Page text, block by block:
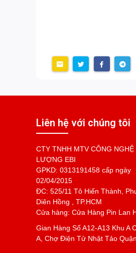
Liên hệ với chúng tôi
CTY TNHH MTV CÔNG NGHỆ
LƯỢNG EBI
GPKD: 0313191458 cấp ngày
02/04/2015
ĐC: 525/11 Tô Hiến Thành,
Diên Hồng , TP.HCM
Cửa hàng: Cửa Hàng Pin Lan
Gian Hàng Số A12-A13 Khu A
A, Chợ Điện Tử Nhật Tảo